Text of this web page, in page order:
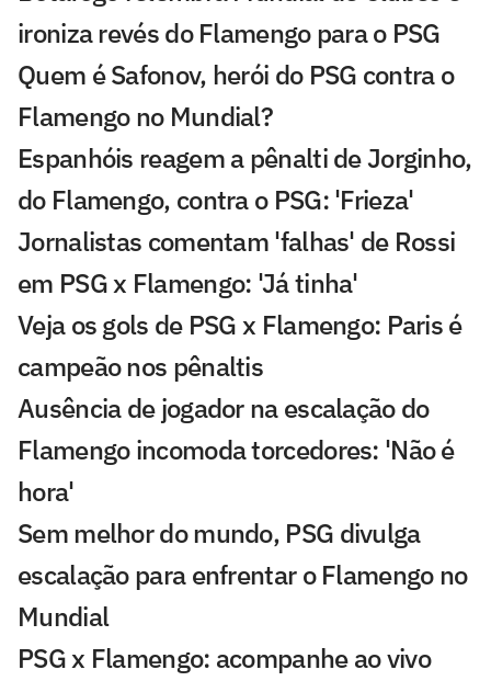
ironiza revés do Flamengo para o PSG
Quem é Safonov, herói do PSG contra o
Flamengo no Mundial?
Espanhóis reagem a pênalti de Jorginho,
do Flamengo, contra o PSG: 'Frieza'
Jornalistas comentam 'falhas' de Rossi
em PSG x Flamengo: 'Já tinha'
Veja os gols de PSG x Flamengo: Paris é
campeão nos pênaltis
Ausência de jogador na escalação do
Flamengo incomoda torcedores: 'Não é
hora'
Sem melhor do mundo, PSG divulga
escalação para enfrentar o Flamengo no
Mundial
PSG x Flamengo: acompanhe ao vivo